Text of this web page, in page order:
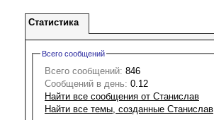
Статистика
Всего сообщений
Всего сообщений: 846
Сообщений в день: 0.12
Найти все сообщения от Станислав
Найти все темы, созданные Станислав